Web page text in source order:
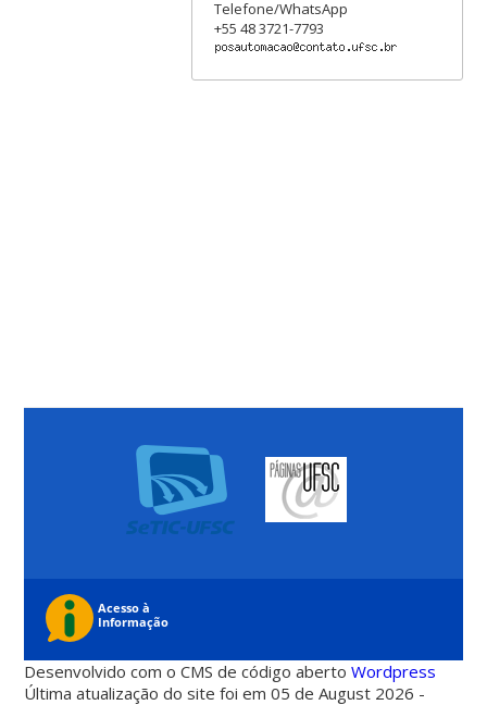
Telefone/WhatsApp
+55 48 3721-7793
Desenvolvido com o CMS de código abertoWordpress
Última atualização do site foi em 05 de August 2026 -